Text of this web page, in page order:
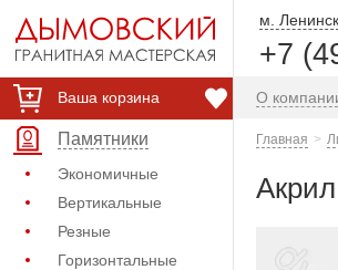
Ваша корзина
Памятники
Экономичные
Вертикальные
Резные
Горизонтальные
м.
+7
О
Главная